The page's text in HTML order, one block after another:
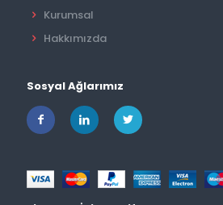
Kurumsal
Hakkımızda
Sosyal Ağlarımız